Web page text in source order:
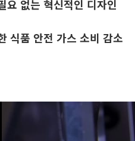
요 없는 혁신적인 디자인
식품 안전 가스 소비 감소